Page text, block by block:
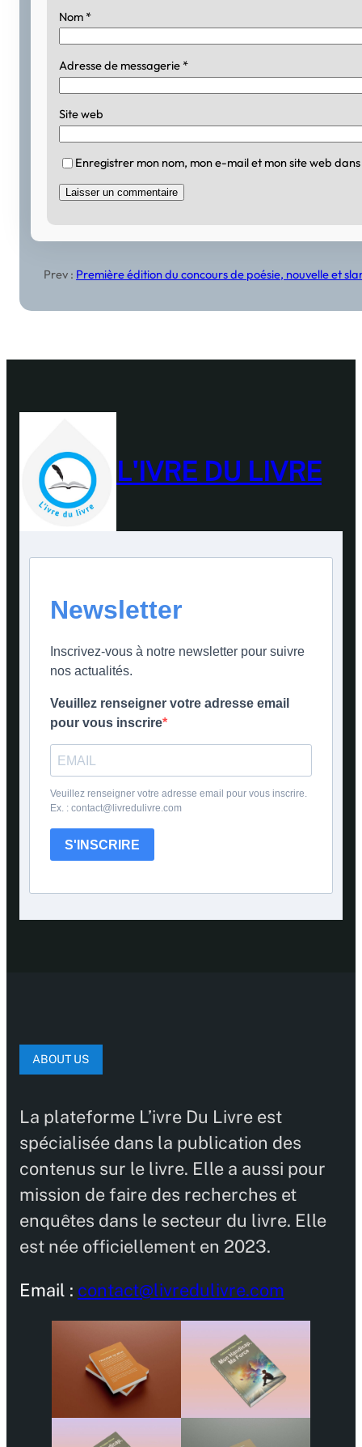
Nom *
Adresse de messagerie *
Site web
Enregistrer mon nom, mon e-mail et mon site web
Prev : Première édition du concours de poésie, nouvelle et
L'IVRE DU LIVRE
Newsletter
Inscrivez-vous à notre newsletter pour suivre
nos actualités.
Veuillez renseigner votre adresse email
pour vous inscrire
Veuillez renseigner votre adresse email pour vous inscrire.
Ex. : contact@livredulivre.com
S'INSCRIRE
ABOUT US
La plateforme L’ivre Du Livre est
spécialisée dans la publication des
contenus sur le livre. Elle a aussi pour
mission de faire des recherches et
enquêtes dans le secteur du livre. Elle
est née officiellement en 2023.
Email : contact@livredulivre.com